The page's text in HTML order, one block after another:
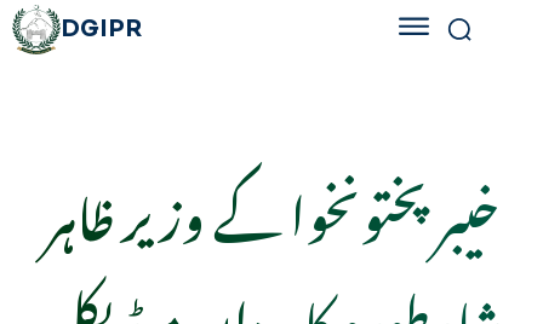
DGIPR
خیبرپختونخوا کے وزیر ظاہر